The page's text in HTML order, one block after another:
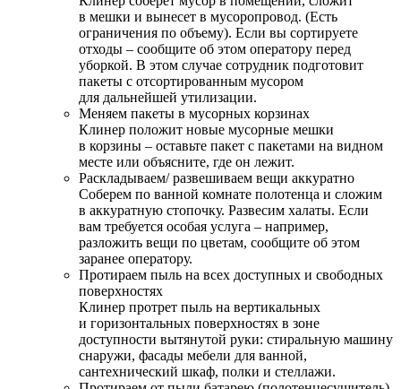
в мешки и вынесет в мусоропровод. (Есть
ограничения по объему). Если вы сортируете
отходы – сообщите об этом оператору перед
уборкой. В этом случае сотрудник подготовит
пакеты с отсортированным мусором
для дальнейшей утилизации.
Меняем пакеты в мусорных корзинах
Клинер положит новые мусорные мешки
в корзины – оставьте пакет с пакетами на видном
месте или объясните, где он лежит.
Раскладываем/ развешиваем вещи аккуратно
Соберем по ванной комнате полотенца и сложим
в аккуратную стопочку. Развесим халаты. Если
вам требуется особая услуга – например,
разложить вещи по цветам, сообщите об этом
заранее оператору.
Протираем пыль на всех доступных и свободных
поверхностях
Клинер протрет пыль на вертикальных
и горизонтальных поверхностях в зоне
доступности вытянутой руки: стиральную машину
снаружи, фасады мебели для ванной,
сантехнический шкаф, полки и стеллажи.